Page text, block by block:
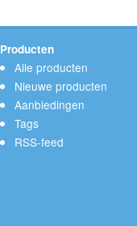
Producten
Alle producten
Nieuwe producten
Aanbiedingen
Tags
RSS-feed